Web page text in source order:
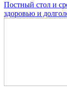
Постный стол и
здоровью и